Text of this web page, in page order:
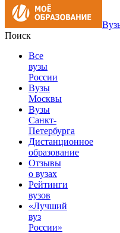
Поиск
Все
вузы
России
Вузы
Москвы
Вузы
Санкт-
Петербурга
Дистанционное
образование
Отзывы
о вузах
Рейтинги
вузов
«Лучший
вуз
России»